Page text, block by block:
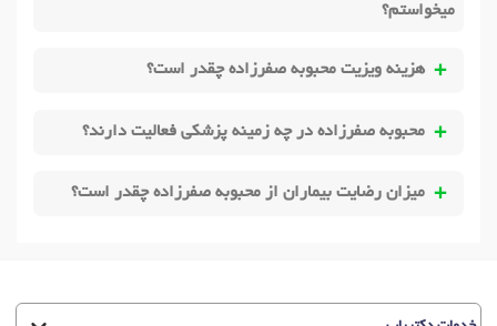
میخواستم؟
هزینه ویزیت محبوبه صفرزاده چقدر است؟
محبوبه صفرزاده در چه زمینه پزشکی فعالیت دارند؟
میزان رضایت بیماران از محبوبه صفرزاده چقدر است؟